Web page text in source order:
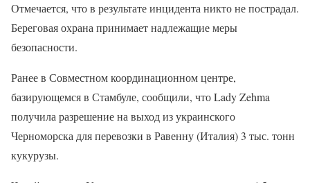
Отмечается, что в результате инцидента никто не пострадал.
Береговая охрана принимает надлежащие меры
безопасности.
Ранее в Совместном координационном центре,
базирующемся в Стамбуле, сообщили, что Lady Zehma
получила разрешение на выход из украинского
Черноморска для перевозки в Равенну (Италия) 3 тыс. тонн
кукурузы.